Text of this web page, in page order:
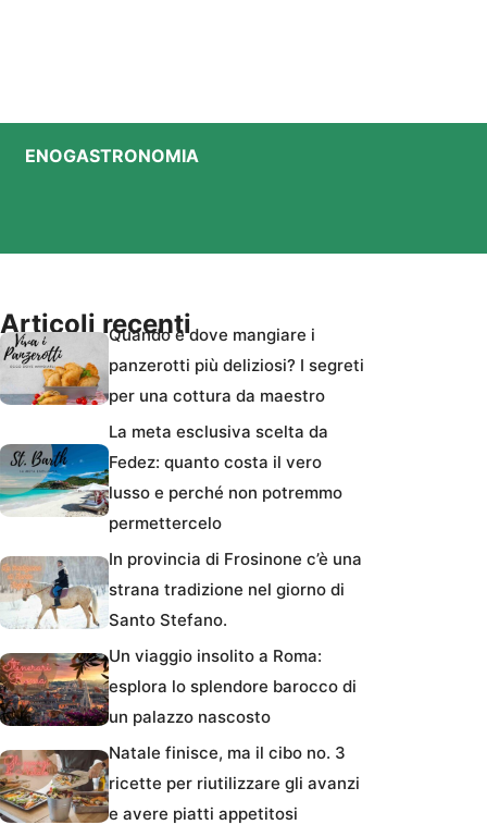
ENOGASTRONOMIA
Articoli recentiQuando e dove mangiare i
panzerotti più deliziosi? I segreti
per una cottura da maestro
La meta esclusiva scelta da
Fedez: quanto costa il vero
lusso e perché non potremmo
permettercelo
In provincia di Frosinone c’è una
strana tradizione nel giorno di
Santo Stefano.
Un viaggio insolito a Roma:
esplora lo splendore barocco di
un palazzo nascosto
Natale finisce, ma il cibo no. 3
ricette per riutilizzare gli avanzi
e avere piatti appetitosi